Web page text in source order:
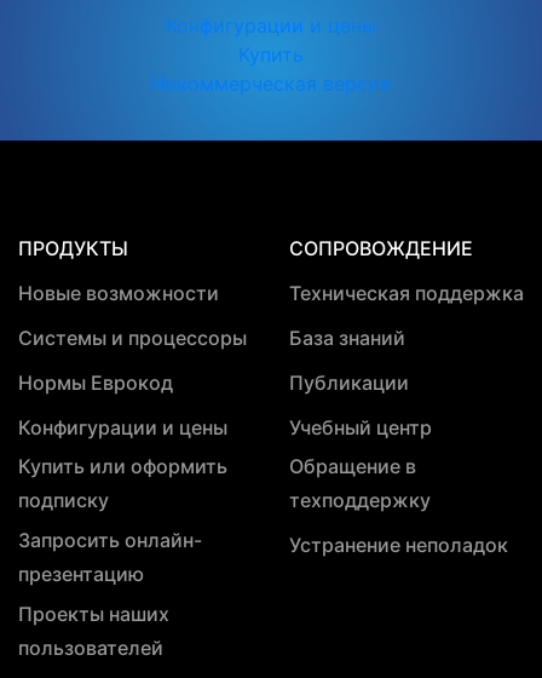
Конфигурации и цены
Купить
Некоммерческая версия
ПРОДУКТЫ
Новые возможности
Системы и процессоры
Нормы Еврокод
Конфигурации и цены
Купить или оформить
подписку
Запросить онлайн-
презентацию
Проекты наших
пользователей
СОПРОВОЖДЕНИЕ
Техническая поддержка
База знаний
Публикации
Учебный центр
Обращение в
техподдержку
Устранение неполадок